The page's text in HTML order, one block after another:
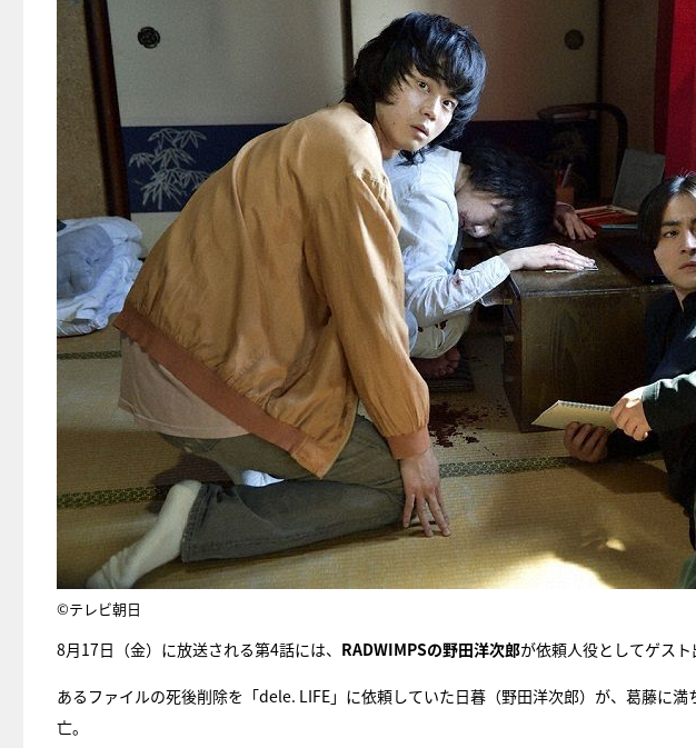
©テレビ朝日
8月17日（金）に放送される第4話には、 RADWIMPSの野田洋次郎が依頼人役としてゲスト
あるファイルの死後削除を「dele. LIFE」に依頼していた日暮（野田洋次郎）が、葛藤に
亡。